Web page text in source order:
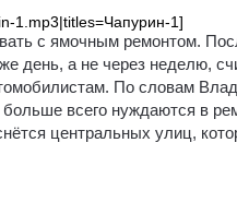
1.mp3|titles=Чапурин-1]
с ямочным ремонтом.
день, а не через неделю,
По словам
всего нуждаются в
центральных улиц,